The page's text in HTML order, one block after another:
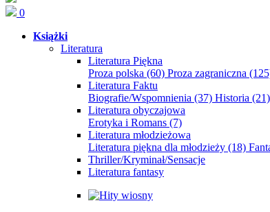
0
Książki
Literatura
Literatura Piękna
Proza polska (60) Proza zagraniczna
Literatura Faktu
Biografie/Wspomnienia (37) Historia (21)
Literatura obyczajowa
Erotyka i Romans (7)
Literatura młodzieżowa
Literatura piękna dla młodzieży (18)
Thriller/Kryminał/Sensacje
Literatura fantasy